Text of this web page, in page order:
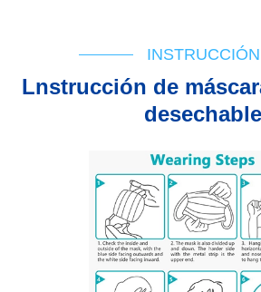
INSTRUCCIÓN
Lnstrucción de
desechable